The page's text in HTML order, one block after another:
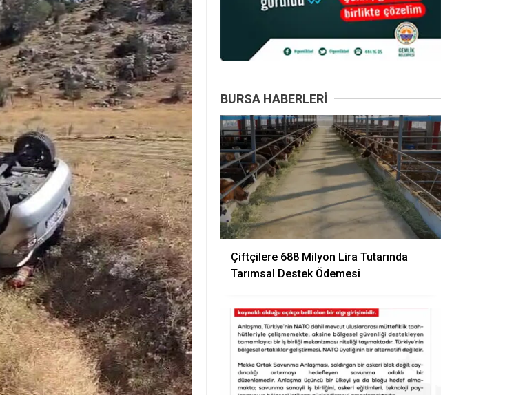
BURSA HABERLERI
Çiftçilere 688 Milyon Lira Tutarında
Tarımsal Destek Ödemesi